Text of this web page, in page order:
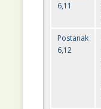
6,11
Postanak
6,12